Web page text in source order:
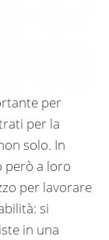
per
per la
solo. In
però a loro
per lavorare
si
in una